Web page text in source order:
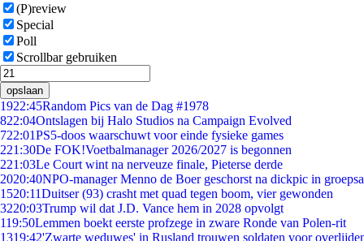
(P)review
Special
Poll
Scrollbar gebruiken
opslaan
1922:45Random Pics van de Dag #1978
822:04Ontslagen bij Halo Studios na Campaign Evolved
722:01PS5-doos waarschuwt voor einde fysieke games
221:30De FOK!Voetbalmanager 2026/2027 is begonnen
221:03Le Court wint na nerveuze finale, Pieterse derde
2020:40NPO-manager Menno de Boer geschorst na dickpic in
1520:11Duitser (93) crasht met quad tegen boom, vier gewonden
3220:03Trump wil dat J.D. Vance hem in 2028 opvolgt
119:50Lemmen boekt eerste profzege in zware Ronde van Polen-rit
1319:42'Zwarte weduwes' in Rusland trouwen soldaten voor